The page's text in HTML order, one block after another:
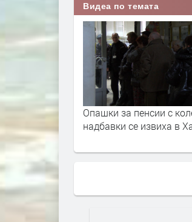
Видеа по темата
в хасковска
Опашки за пенсии с
надбавки се извиха в